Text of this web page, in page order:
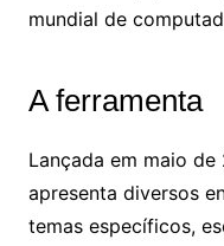
mundial de
A ferramenta
Lançada em maio de
apresenta diversos
temas específicos,